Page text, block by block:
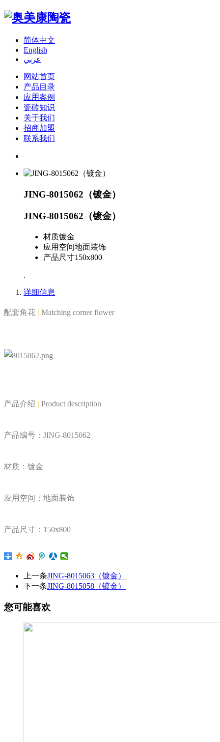
简体中文
English
عربي
网站首页
产品目录
应用案例
瓷砖知识
关于我们
招商加盟
联系我们
JING-8015062（镀金）
JING-8015062（镀金）
材质镀金
应用空间地面装饰
产品尺寸150x800
.
详细信息
配套角花 | Matching corner flower
产品介绍 | Product description
产品编号：JING-8015062
材质：镀金
应用空间：地面装饰
产品尺寸：150x800
上一条JING-8015063（镀金）
下一条JING-8015058（镀金）
您可能喜欢